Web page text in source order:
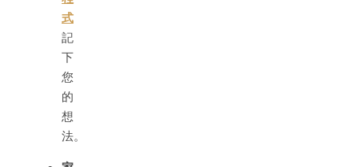
式
記
下
您
的
想
法。